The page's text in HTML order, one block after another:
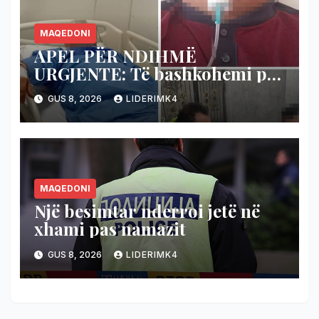
MAQEDONI
APEL PËR NDIHMË
URGJENTE: Të bashkohemi për
shpëtimin e veteranit
kumanovar të dy luftërave
GUS 8, 2026 LIDERIMK4
MAQEDONI
Një besimtar nderroi jetë në
xhami pas namazit
GUS 8, 2026 LIDERIMK4